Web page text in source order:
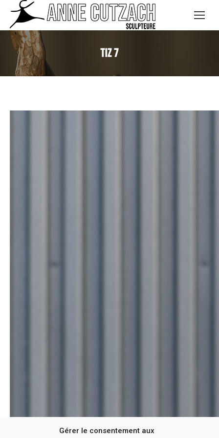
Gérer le consentement aux
Tiz 7